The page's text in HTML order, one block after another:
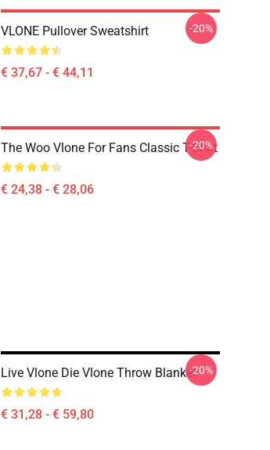
VLONE Pullover Sweatshirt
€ 37,67 - € 44,11
-20%
The Woo Vlone For Fans Classic T-Shirt
€ 24,38 - € 28,06
-20%
Live Vlone Die Vlone Throw Blanket
€ 31,28 - € 59,80
-20%